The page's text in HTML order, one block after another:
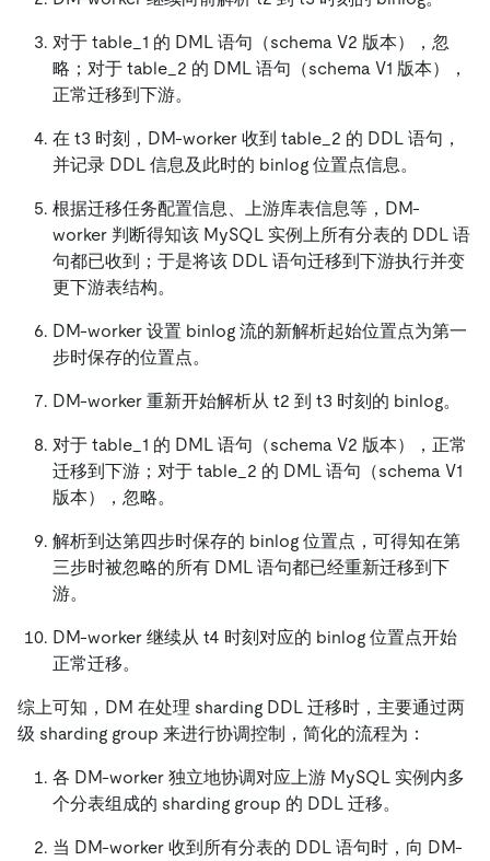
对于 table_1 的 DML 语句（schema V2 版本），忽
略；对于 table_2 的 DML 语句（schema V1 版本），
正常迁移到下游。
在 t3 时刻，DM-worker 收到 table_2 的 DDL 语句，
并记录 DDL 信息及此时的 binlog 位置点信息。
根据迁移任务配置信息、上游库表信息等，DM-
worker 判断得知该 MySQL 实例上所有分表的 DDL 语
句都已收到；于是将该 DDL 语句迁移到下游执行并变
更下游表结构。
DM-worker 设置 binlog 流的新解析起始位置点为第一
步时保存的位置点。
DM-worker 重新开始解析从 t2 到 t3 时刻的 binlog。
对于 table_1 的 DML 语句（schema V2 版本），正常
迁移到下游；对于 table_2 的 DML 语句（schema V1
版本），忽略。
解析到达第四步时保存的 binlog 位置点，可得知在第
三步时被忽略的所有 DML 语句都已经重新迁移到下
游。
DM-worker 继续从 t4 时刻对应的 binlog 位置点开始
正常迁移。
综上可知，DM 在处理 sharding DDL 迁移时，主要通过两
级 sharding group 来进行协调控制，简化的流程为：
各 DM-worker 独立地协调对应上游 MySQL 实例内多
个分表组成的 sharding group 的 DDL 迁移。
当 DM-worker 收到所有分表的 DDL 语句时，向 DM-